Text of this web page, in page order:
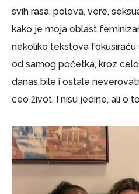
svih rasa, polova, vere,
kako je moja oblast
nekoliko tekstova fokusiraću
od samog početka, kroz
danas bile i ostale
ceo život. I nisu jedine, ali o